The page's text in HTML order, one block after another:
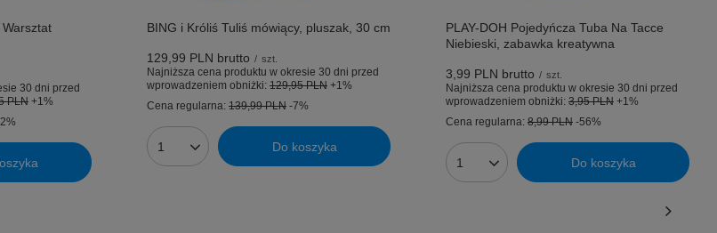
30 dni przed
PLN +1%
BING i Króliś Tuliś mówiący, pluszak, 30 cm
129,99 PLN brutto / szt.
Najniższa cena produktu w okresie 30 dni przed
wprowadzeniem obniżki: 129,95 PLN +1%
Cena regularna: 139,99 PLN -7%
Ilość produktów Do koszyka
PLAY-DOH Pojedyńcza Tuba Na Tacce
Niebieski, zabawka kreatywna
3,99 PLN brutto / szt.
Najniższa cena produktu w okresie 30 dni przed
wprowadzeniem obniżki: 3,95 PLN +1%
Cena regularna: 8,99 PLN -56%
Ilość produktów Do koszyka